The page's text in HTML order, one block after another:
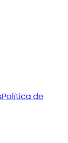
Política de